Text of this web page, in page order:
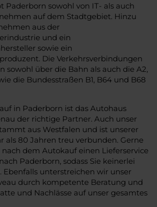
Paderborn sowohl von IT- als auch
auf dem Stadtgebiet. Hinzu
aus der
und ein
sowie ein
Die Verkehrsverbindungen
sowohl über die Bahn als auch die A2,
die Bundesstraßen B1, B64 und B68
in Paderborn ist das Autohaus
der richtige Partner. Auch unser
aus Westfalen und ist unserer
als 80 Jahren treu verbunden. Gerne
dem Autokauf einen Lieferservice
Paderborn, sodass Sie keinerlei
Ebenfalls unterstreichen wir unser
durch kompetente Beratung und
und Nachlässe auf unser gesamtes